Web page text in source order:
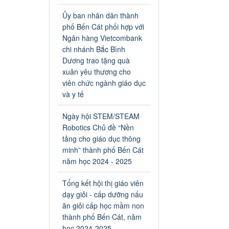
tại các cơ sở giáo dục trên địa
bàn thị xã Bến Cát
Ngày ban hành: 04/03/2024
Kế hoạch thực hiện Chỉ thị
số 16/CT-TTg ngày
27/05/2023 của Thủ tướng
Chính phủ về tăng cường
phòng ngừa, đấu tranh tội
liên quan đến hoạt động tổ
chức đánh bạc và đánh bạc
Kế hoạch thực hiện Chỉ thị số
16/CT-TTg ngày 27/05/2023
của Thủ tướng Chính phủ về
tăng cường phòng ngừa, đấu
tranh tội phạm, vi phạm pháp
luật liên quan đến hoạt động
tổ chức đánh bạc và đánh bạc
Ngày ban hành: 04/03/2024
Ủy ban nhân dân thành
phố Bến Cát phối hợp với
Ngân hàng Vietcombank
chi nhánh Bắc Bình
Dương trao tặng quà
xuân yêu thương cho
viên chức ngành giáo dục
và y tế
Ngày hội STEM/STEAM
Robotics Chủ đề “Nền
tảng cho giáo dục thông
minh” thành phố Bến Cát
năm học 2024 - 2025
Tổng kết hội thị giáo viên
dạy giỏi - cấp dưỡng nấu
ăn giỏi cấp học mầm non
thành phố Bến Cát, năm